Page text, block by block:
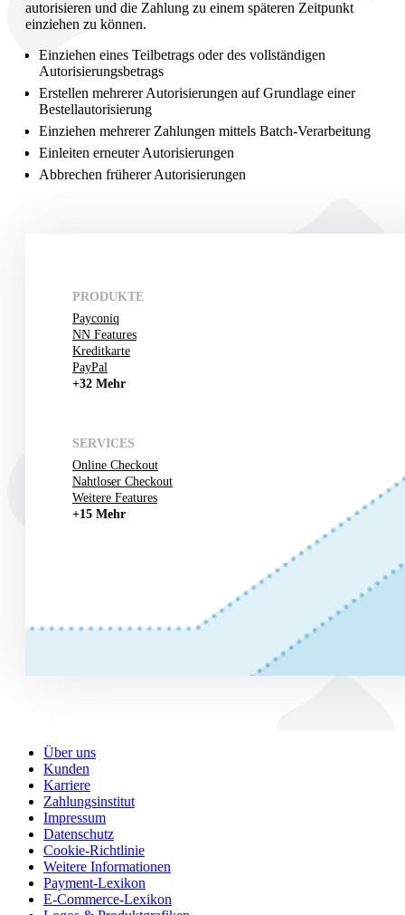
autorisieren und die Zahlung zu einem späteren Zeitpunkt
einziehen zu können.
Einziehen eines Teilbetrags oder des vollständigen
Autorisierungsbetrags
Erstellen mehrerer Autorisierungen auf Grundlage einer
Bestellautorisierung
Einziehen mehrerer Zahlungen mittels Batch-Verarbeitung
Einleiten erneuter Autorisierungen
Abbrechen früherer Autorisierungen
PRODUKTE
Payconiq
NN Features
Kreditkarte
PayPal
+32 Mehr
SERVICES
Online Checkout
Nahtloser Checkout
Weitere Features
+15 Mehr
Über uns
Kunden
Karriere
Zahlungsinstitut
Impressum
Datenschutz
Cookie-Richtlinie
Weitere Informationen
Payment-Lexikon
E-Commerce-Lexikon